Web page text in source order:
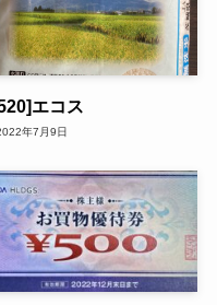
エコス
年7月9日